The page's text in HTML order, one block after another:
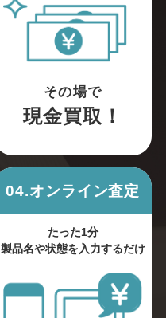
その場で
現金買取！
04.オンライン査定
たった1分
製品名や状態を入力するだけ